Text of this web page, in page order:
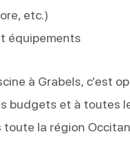
etc.)
équipements
à Grabels, c’est
budgets et à toutes
la région